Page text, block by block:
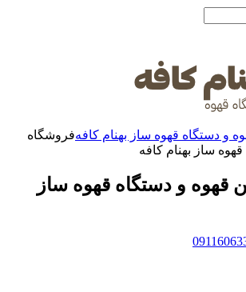
فروشگاه
قهوه ساز بهنام کافه
قهوه و دستگاه قهوه ساز